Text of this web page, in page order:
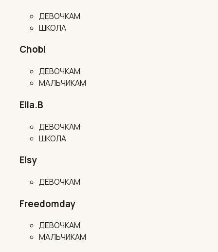
ДЕВОЧКАМ
ШКОЛА
Chobi
ДЕВОЧКАМ
МАЛЬЧИКАМ
Ella.B
ДЕВОЧКАМ
ШКОЛА
Elsy
ДЕВОЧКАМ
Freedomday
ДЕВОЧКАМ
МАЛЬЧИКАМ